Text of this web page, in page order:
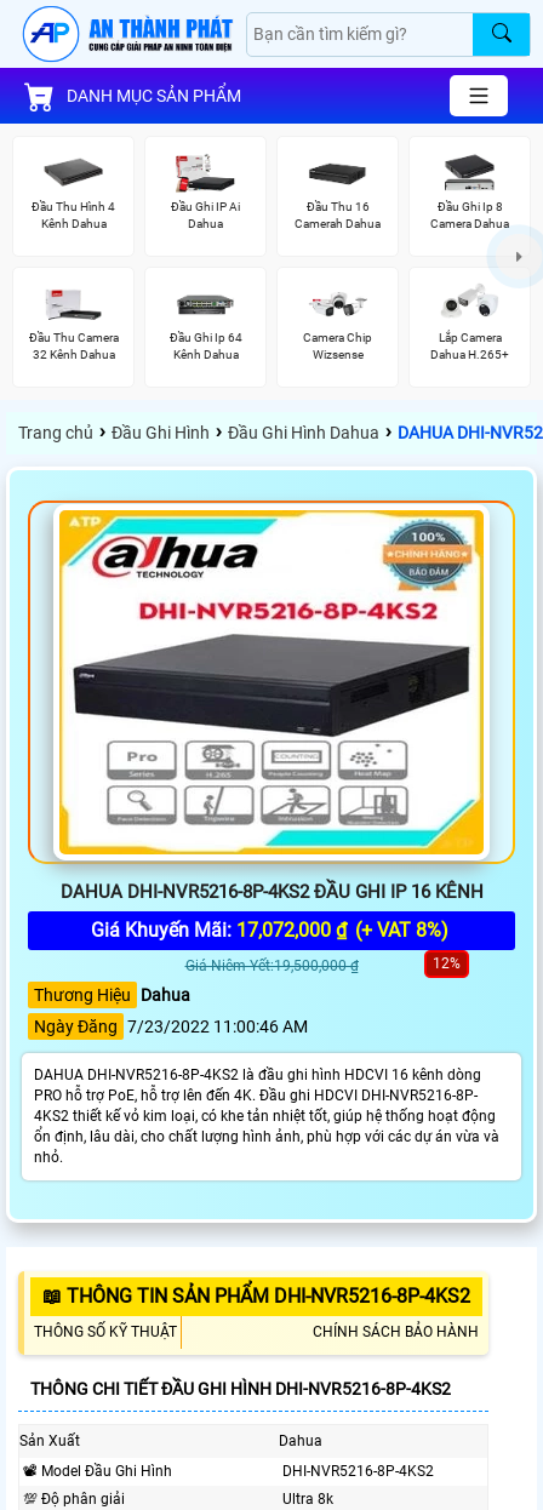
DANH MỤC SẢN PHẨM
Đầu Thu Hình 4
Kênh Dahua
Đầu Ghi IP Ai
Dahua
Đầu Thu 16
Camerah Dahua
Đầu Ghi Ip 8
Camera Dahua
Đầu Thu Camera
32 Kênh Dahua
Đầu Ghi Ip 64
Kênh Dahua
Camera Chip
Wizsense
Lắp Camera
Dahua H.265+
Trang chủ › Đầu Ghi Hình › Đầu Ghi Hình Dahua › DAHUA DHI-
DAHUA DHI-NVR5216-8P-4KS2 ĐẦU GHI IP 16 KÊNH
Giá Khuyến Mãi: 17,072,000 ₫ (+ VAT 8%)
Giá Niêm Yết:19,500,000 ₫ 12%
Thương Hiệu
Dahua
Ngày Đăng 7/23/2022 11:00:46 AM
DAHUA DHI-NVR5216-8P-4KS2 là đầu ghi hình HDCVI 16 kênh dòng
PRO hỗ trợ PoE, hỗ trợ lên đến 4K. Đầu ghi HDCVI DHI-NVR5216-8P-
4KS2 thiết kế vỏ kim loại, có khe tản nhiệt tốt, giúp hệ thống hoạt động
ổn định, lâu dài, cho chất lượng hình ảnh, phù hợp với các dự án vừa và
nhỏ.
📖 THÔNG TIN SẢN PHẨM DHI-NVR5216-8P-4KS2
THÔNG SỐ KỸ THUẬT CHÍNH SÁCH BẢO HÀNH
THÔNG CHI TIẾT ĐẦU GHI HÌNH DHI-NVR5216-8P-4KS2
Sản Xuất
Dahua
📽 Model Đầu Ghi Hình
DHI-NVR5216-8P-4KS2
💯 Độ phân giải
Ultra 8k